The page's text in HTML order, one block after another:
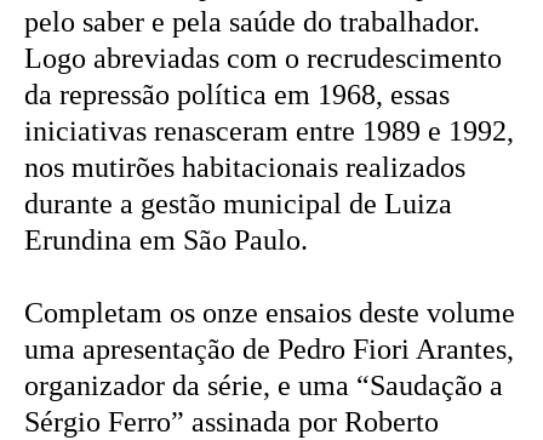
pelo saber e pela saúde do trabalhador.
Logo abreviadas com o recrudescimento
da repressão política em 1968, essas
iniciativas renasceram entre 1989 e 1992,
nos mutirões habitacionais realizados
durante a gestão municipal de Luiza
Erundina em São Paulo.
Completam os onze ensaios deste volume
uma apresentação de Pedro Fiori Arantes,
organizador da série, e uma “Saudação a
Sérgio Ferro” assinada por Roberto